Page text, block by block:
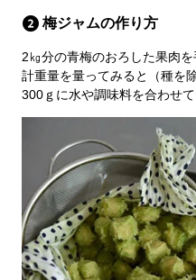
梅ジャムの作り方
2㎏分の青梅のおろした果肉
計重量を量ってみると（種を
300ｇに水や調味料を合わせて